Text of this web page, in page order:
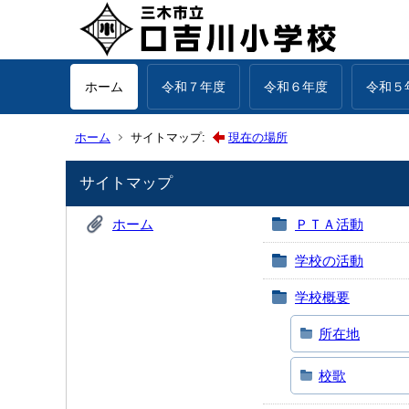
ホーム 令和７年度 令和６年度 令和５
ホーム サイトマップ: 現在の場所
サイトマップ
ホーム ＰＴＡ活動
学校の活動
学校概要
所在地
校歌